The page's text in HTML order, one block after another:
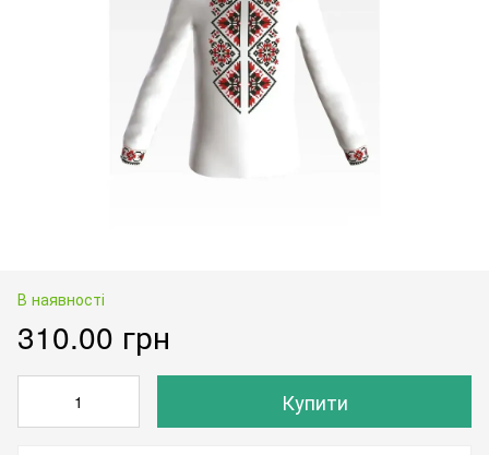
В наявності
310.00 грн
Купити